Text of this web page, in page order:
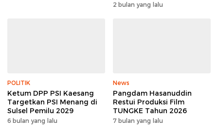
2 bulan yang lalu
POLITIK
Ketum DPP PSI Kaesang
Targetkan PSI Menang di
Sulsel Pemilu 2029
6 bulan yang lalu
News
Pangdam Hasanuddin
Restui Produksi Film
TUNGKE Tahun 2026
7 bulan yang lalu